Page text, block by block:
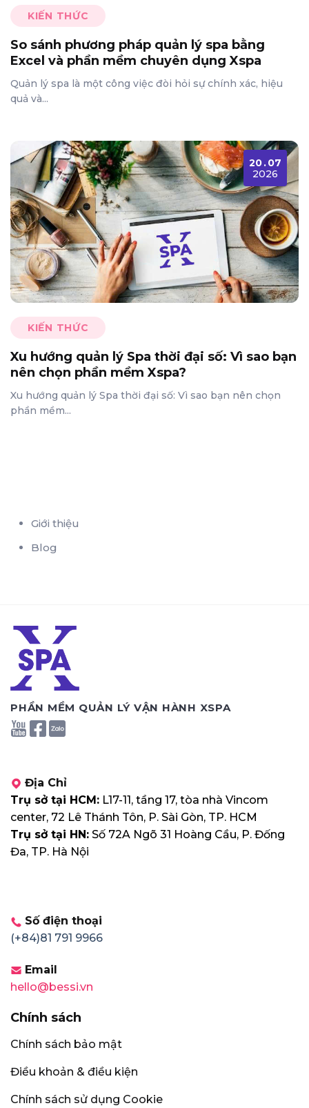
KIẾN THỨC
So sánh phương pháp quản lý spa bằng
Excel và phần mềm chuyên dụng Xspa
Quản lý spa là một công việc đòi hỏi sự chính xác, hiệu
quả và...
KIẾN THỨC
Xu hướng quản lý Spa thời đại số: Vì sao bạn
nên chọn phần mềm Xspa?
Xu hướng quản lý Spa thời đại số: Vì sao bạn nên chọn
phần mềm...
20.07
2026
Giới thiệu
Blog
PHẦN MỀM QUẢN LÝ VẬN HÀNH XSPA
Địa Chỉ
Trụ sở tại HCM: L17-11, tầng 17, tòa nhà Vincom
center, 72 Lê Thánh Tôn, P. Sài Gòn, TP. HCM
Trụ sở tại HN: Số 72A Ngõ 31 Hoàng Cầu, P. Đống
Đa, TP. Hà Nội
Số điện thoại
(+84)81 791 9966
Email
hello@bessi.vn
Chính sách
Chính sách bảo mật
Điều khoản & điều kiện
Chính sách sử dụng Cookie